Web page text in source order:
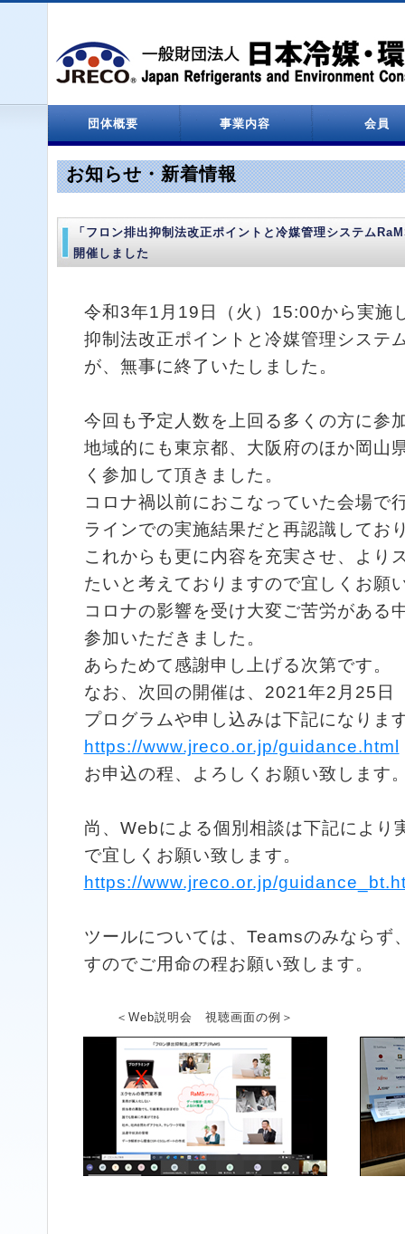
団体概要
設立関係
役員名簿
定款
決算報告
情報処理センター
事業内容 会員
会員一覧
お知らせ・新着情報
「フロン排出抑制法改正ポイントと冷媒管理システム
開催しました
令和3年1月19日（火）15:00から実施
抑制法改正ポイントと冷媒管理システ
が、無事に終了いたしました。
今回も予定人数を上回る多くの方に参
地域的にも東京都、大阪府のほか岡山
く参加して頂きました。
コロナ禍以前におこなっていた会場で
ラインでの実施結果だと再認識してお
これからも更に内容を充実させ、より
たいと考えておりますので宜しくお願
コロナの影響を受け大変ご苦労がある
参加いただきました。
あらためて感謝申し上げる次第です。
なお、次回の開催は、2021年2月25日
プログラムや申し込みは下記になりま
https://www.jreco.or.jp/guidance.html
お申込の程、よろしくお願い致します
尚、Webによる個別相談は下記により
で宜しくお願い致します。
https://www.jreco.or.jp/
ツールについては、Teamsのみならず
すのでご用命の程お願い致します。
＜Web説明会 視聴画面の例＞